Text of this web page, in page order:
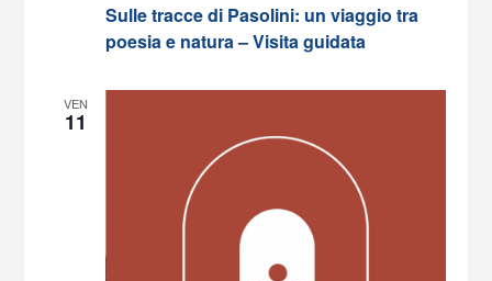
Sulle tracce di Pasolini: un viaggio tra
poesia e natura – Visita guidata
VEN
11